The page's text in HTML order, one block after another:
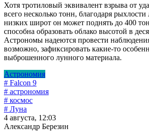
Хотя тротиловый эквивалент взрыва от
всего несколько тонн, благодаря рыхлости
низких широт он может поднять до 400
способна образовать облако высотой в
Астрономы надеются провести
возможно, зафиксировать какие-то
выброшенного лунного материала.
Астрономия
# Falcon 9
# астрономия
# космос
# Луна
4 августа, 12:03
Александр Березин